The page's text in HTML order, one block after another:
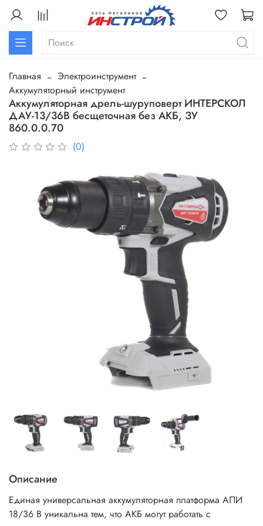
Главная
Электроинструмент
Аккумуляторный инструмент
Аккумуляторная дрель-шуруповерт ИНТЕРСКОЛ
ДАУ-13/36В бесщеточная без АКБ, ЗУ
860.0.0.70
(0)
Описание
Единая универсальная аккумуляторная платформа АПИ
18/36 В уникальна тем, что АКБ могут работать с